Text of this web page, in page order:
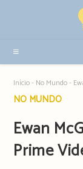
sidebar
Início- No Mundo-
Post
NO MUNDO
Ewan
Prime